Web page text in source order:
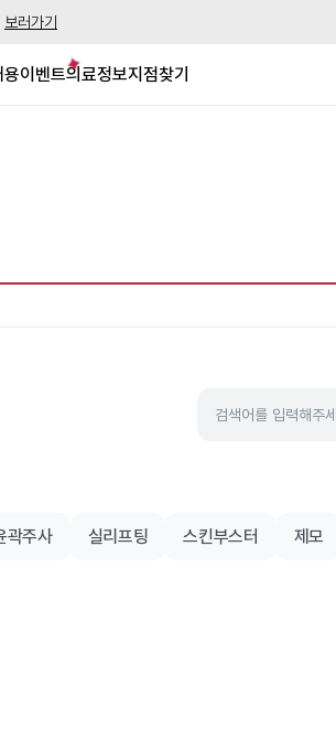
보러가기
용이벤트의료정보지점찾기
곽주사 실리프팅 스킨부스터 제모